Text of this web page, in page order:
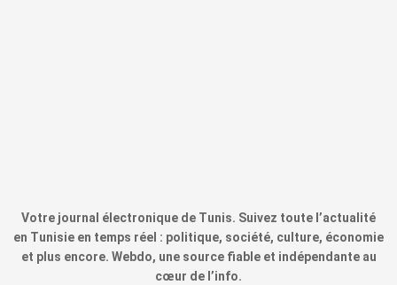
Votre journal électronique de Tunis. Suivez toute l’actualité
en Tunisie en temps réel : politique, société, culture, économie
et plus encore. Webdo, une source fiable et indépendante au
cœur de l’info.